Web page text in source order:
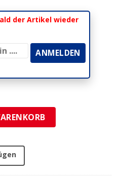
der Artikel wieder
Honda (2 Stück) Menge